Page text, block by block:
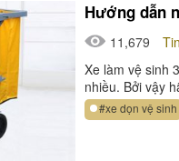
Hướng dẫn
11,679
Xe làm vệ sinh
nhiều. Bởi vậy
#xe dọn vệ sinh